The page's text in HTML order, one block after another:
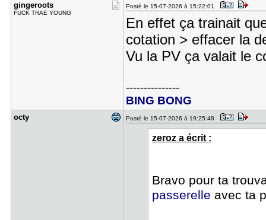
gingeroots
FUCK TRAE YOUNG
Posté le 15-07-2026 à 15:22:01
En effet ça trainait
cotation > effacer la
Vu la PV ça valait le
---------------
BING BONG
octy Posté le 15-07-2026 à 19:25:48
zeroz a écrit :
Bravo pour ta
passerelle avec ta